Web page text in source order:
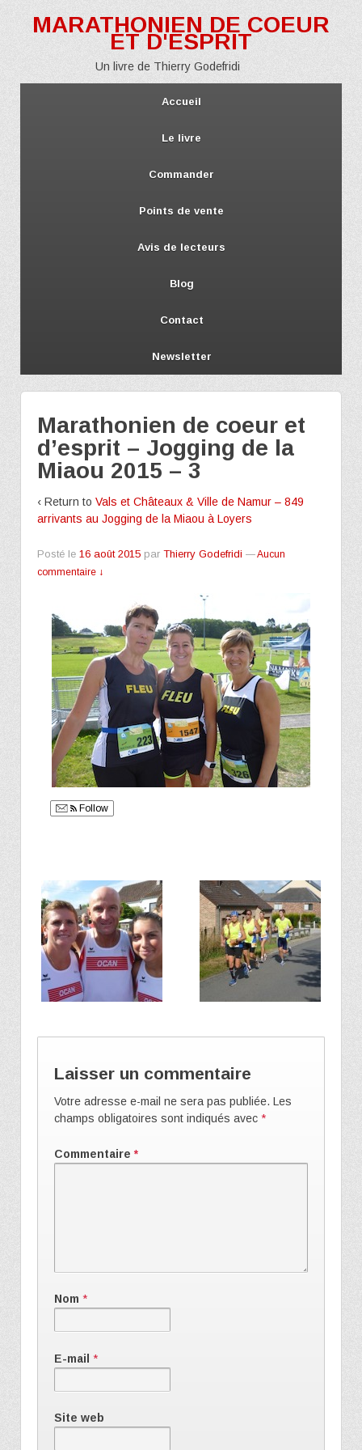
MARATHONIEN DE COEUR
ET D'ESPRIT
Un livre de Thierry Godefridi
Accueil
Le livre
Commander
Points de vente
Avis de lecteurs
Blog
Contact
Newsletter
Marathonien de coeur et
d’esprit – Jogging de la
Miaou 2015 – 3
‹ Return to Vals et Châteaux & Ville de Namur – 849
arrivants au Jogging de la Miaou à Loyers
Posté le 16 août 2015 par Thierry Godefridi —Aucun
commentaire ↓
Follow
Laisser un commentaire
Votre adresse e-mail ne sera pas publiée. Les
champs obligatoires sont indiqués avec *
Commentaire *
Nom *
E-mail *
Site web